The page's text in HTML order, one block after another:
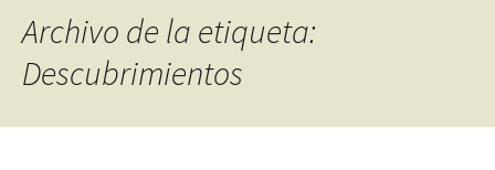
Archivo de la etiqueta:
Descubrimientos